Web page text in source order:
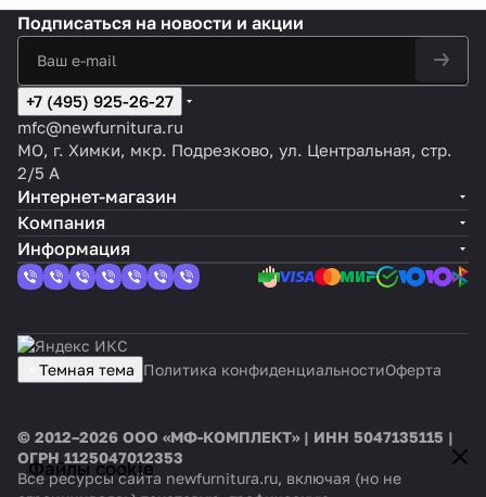
Файлы cookie
Подписаться на новости и акции
+7 (495) 925-26-27
mfc@newfurnitura.ru
МО, г. Химки, мкр. Подрезково, ул. Центральная, стр.
2/5 А
Интернет-магазин
Компания
Информация
Темная тема Политика конфиденциальностиОферта
© 2012–2026 ООО «МФ-КОМПЛЕКТ» | ИНН 5047135115 |
ОГРН 1125047012353
Все ресурсы сайта newfurnitura.ru, включая (но не